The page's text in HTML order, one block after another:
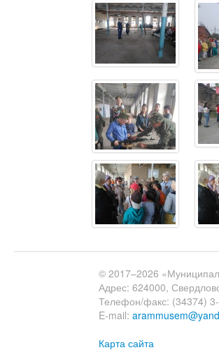
© 2017–2026
Адрес: 624000,
Телефон/факс: (34374)
E-mail:
Карта сайта